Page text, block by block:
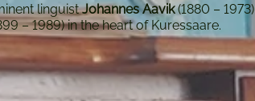
linguistJohannes Aavik(1880 – 1973)
– 1989) in the heart of Kuressaare.